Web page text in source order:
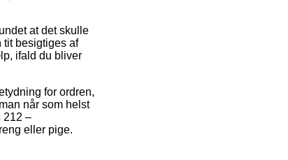
at det skulle
tit besigtiges af
ifald du bliver
for ordren,
når som helst
212 –
eller pige.